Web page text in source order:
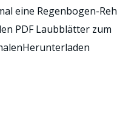
eine Regenbogen-Reh
PDF Laubblätter zum